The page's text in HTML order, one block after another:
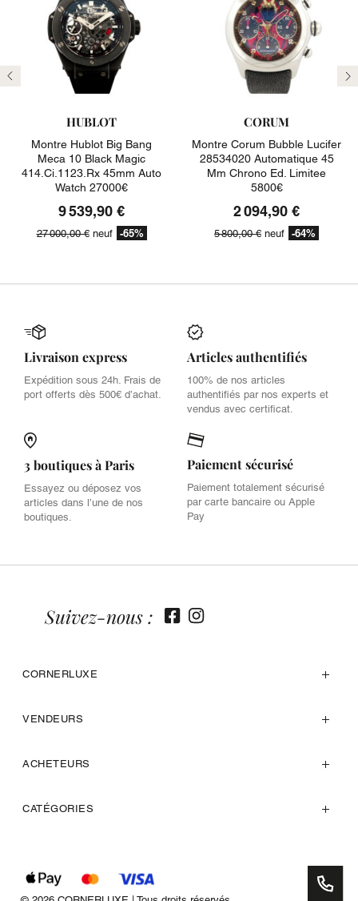
Précédent
HUBLOT
Montre Hublot Big Bang
Meca 10 Black Magic
414.ci.1123.rx 45mm Auto
Watch 27000€
9 539,90 €
27 000,00 €neuf -65%
CORUM
Montre Corum Bubble Lucifer
28534020 Automatique 45
Mm Chrono Ed. Limitee
5800€
2 094,90 €
5 800,00 € neuf -64%
Livraison express
Expédition sous 24h. Frais de
port offerts dès 500€ d’achat.
Articles authentifiés
100% de nos articles
authentifiés par nos experts et
vendus avec certificat.
3 boutiques à Paris
Essayez ou déposez vos
articles dans l’une de nos
boutiques.
Paiement sécurisé
Paiement totalement sécurisé
par carte bancaire ou Apple
Pay
CORNERLUXE
VENDEURS
ACHETEURS
CATÉGORIES
Suivez-nous :